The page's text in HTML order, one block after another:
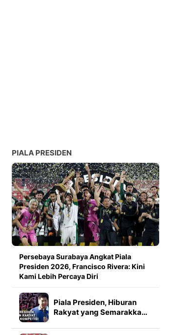
PIALA PRESIDEN
Persebaya Surabaya Angkat Piala
Presiden 2026, Francisco Rivera: Kini
Kami Lebih Percaya Diri
Piala Presiden, Hiburan
Rakyat yang Semarakka…